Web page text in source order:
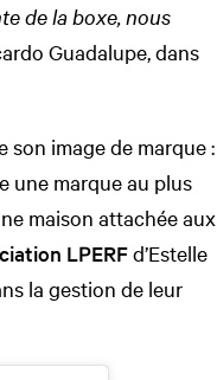
de la boxe, nous
Guadalupe, dans
son image de marque :
une marque au plus
maison attachée aux
LPERFd’Estelle
la gestion de leur